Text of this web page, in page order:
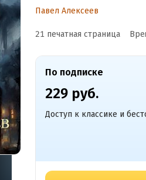
Павел Алексеев
21 печатная страница
По подписке
229 руб.
Доступ к классике и